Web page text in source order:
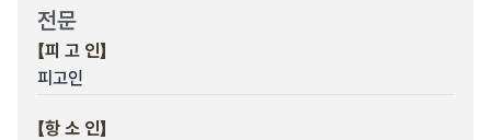
전문
【피 고 인】
피고인
【항 소 인】